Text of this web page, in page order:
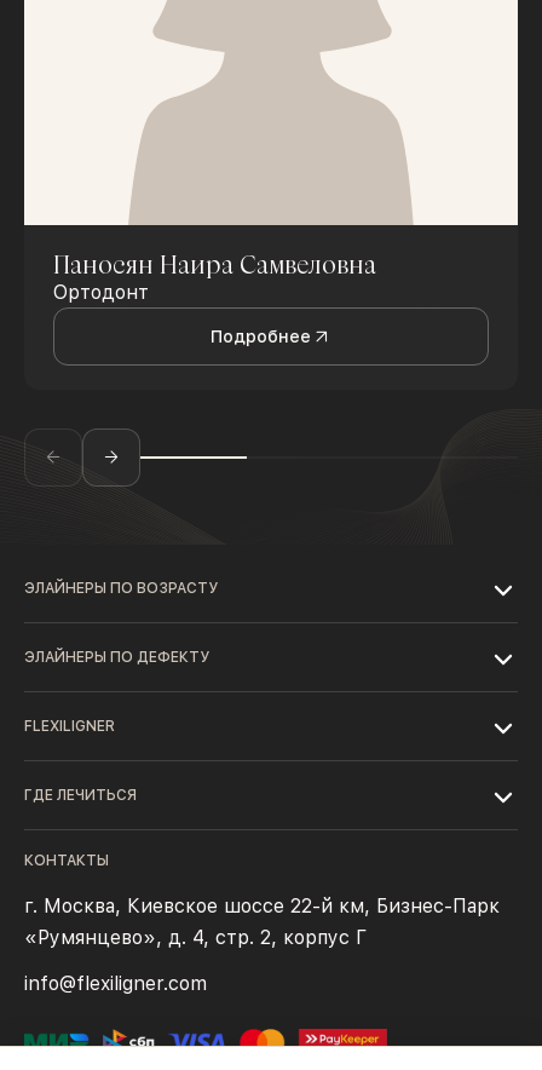
Паносян Наира Самвеловна
Ортодонт
Подробнее
ЭЛАЙНЕРЫ ПО ВОЗРАСТУ
ЭЛАЙНЕРЫ ПО ДЕФЕКТУ
FLEXILIGNER
ГДЕ ЛЕЧИТЬСЯ
КОНТАКТЫ
г. Москва, Киевское шоссе 22-й км, Бизнес-Парк
«Румянцево», д. 4, стр. 2, корпус Г
info@flexiligner.com